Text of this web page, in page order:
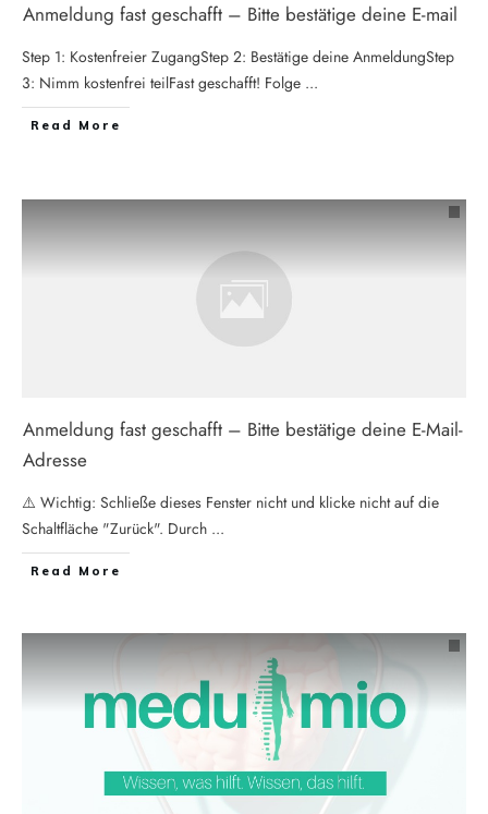
Anmeldung fast geschafft – Bitte bestätige deine E-mail
Step 1: Kostenfreier ZugangStep 2: Bestätige deine AnmeldungStep
3: Nimm kostenfrei teilFast geschafft! Folge ...
Read More
Anmeldung fast geschafft – Bitte bestätige deine E-Mail-
Adresse
⚠️ Wichtig: Schließe dieses Fenster nicht und klicke nicht auf die
Schaltfläche "Zurück". Durch ...
Read More